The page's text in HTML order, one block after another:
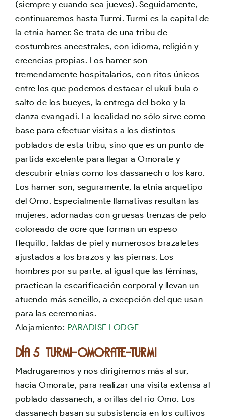
(siempre y cuando sea jueves). Seguidamente,
continuaremos hasta Turmi. Turmi es la capital de
la etnia hamer. Se trata de una tribu de
costumbres ancestrales, con idioma, religión y
creencias propias. Los hamer son
tremendamente hospitalarios, con ritos únicos
entre los que podemos destacar el ukuli bula o
salto de los bueyes, la entrega del boko y la
danza evangadi. La localidad no sólo sirve como
base para efectuar visitas a los distintos
poblados de esta tribu, sino que es un punto de
partida excelente para llegar a Omorate y
descubrir etnias como los dassanech o los karo.
Los hamer son, seguramente, la etnia arquetipo
del Omo. Especialmente llamativas resultan las
mujeres, adornadas con gruesas trenzas de pelo
coloreado de ocre que forman un espeso
flequillo, faldas de piel y numerosos brazaletes
ajustados a los brazos y las piernas. Los
hombres por su parte, al igual que las féminas,
practican la escarificación corporal y llevan un
atuendo más sencillo, a excepción del que usan
para las ceremonias.
Alojamiento: PARADISE LODGE
Día 5 TURMI-OMORATE-TURMI
Madrugaremos y nos dirigiremos más al sur,
hacia Omorate, para realizar una visita extensa al
poblado dassanech, a orillas del río Omo. Los
dassanech basan su subsistencia en los cultivos